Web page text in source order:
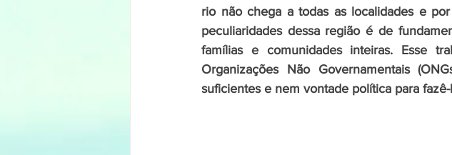
rio não chega a todas as localidades e
peculiaridades dessa região é de
famílias e comunidades inteiras. Esse
Organizações Não Governamentais
suficientes e nem vontade política para fazê-